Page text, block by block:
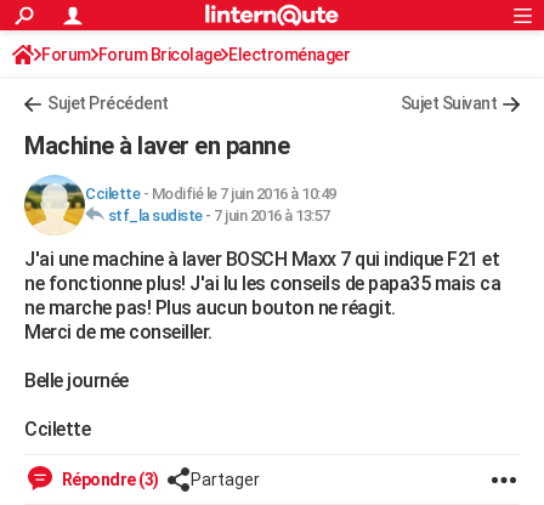
ACTUALITÉS
Politique
Société
Faits Divers
Education
Monde
Villes
+
FINANCE
Retraite
Impôts
Epargne
Immobilier
Risques naturels par ville
Banque
Assurance
Crédit
AUTO
Essais
Réserver un essai
Citadines
Berlines
SUV
Forum auto
+HIGH-TECH
Mobiles
Meilleur smartphone
Internet
Ordinateurs
Jeux vidéo
Guide high-tech
+BRICOLAGE
Forum
Aménagement intérieur
Extérieur
Cuisine
Salle de bains
Jardinage
Rangement
WEEK-END
Guides de France
Escapades
Patrimoine
Expositions
Musées
Week-end nature
+LIFESTYLE
Art de vivre
Bien-être
Loisirs
Mode
Modes de vie
SANTE
S'inscrire
Connexion
Forum Forum Bricolage Electroménager
Sujet Précédent Sujet Suivant
Machine à laver en panne
Ccilette- Modifié le 7 juin 2016 à 10:49
stf_la sudiste- 7 juin 2016 à 13:57
J'ai une machine à laver BOSCH Maxx 7 qui indique F21 et
ne fonctionne plus! J'ai lu les conseils de papa35 mais ca
ne marche pas! Plus aucun bouton ne réagit.
Merci de me conseiller.
Belle journée
Ccilette
Répondre (3) Partager